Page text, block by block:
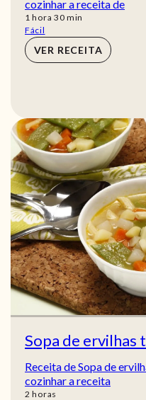
cozinhar a receita de
1 hora
hora 30min
min
Fácil
VER RECEITA
Sopa de ervilhas
Receita de Sopa de
cozinhar a receita
2 horas
horas